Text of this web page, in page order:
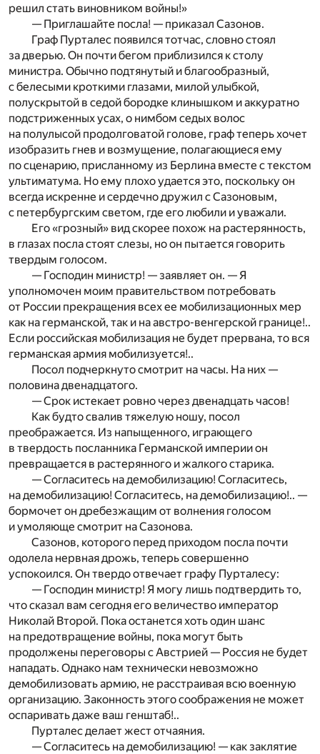
решил стать виновником войны!»
— Приглашайте посла! — приказал Сазонов.
Граф Пурталес появился тотчас, словно стоял
за дверью. Он почти бегом приблизился к столу
министра. Обычно подтянутый и благообразный,
с белесыми кроткими глазами, милой улыбкой,
полускрытой в седой бородке клинышком и аккуратно
подстриженных усах, о нимбом седых волос
на полулысой продолговатой голове, граф теперь хочет
изобразить гнев и возмущение, полагающиеся ему
по сценарию, присланному из Берлина вместе с текстом
ультиматума. Но ему плохо удается это, поскольку он
всегда искренне и сердечно дружил с Сазоновым,
с петербургским светом, где его любили и уважали.
Его «грозный» вид скорее похож на растерянность,
в глазах посла стоят слезы, но он пытается говорить
твердым голосом.
— Господин министр! — заявляет он. — Я
уполномочен моим правительством потребовать
от России прекращения всех ее мобилизационных мер
как на германской, так и на австро-венгерской границе!..
Если российская мобилизация не будет прервана, то вся
германская армия мобилизуется!..
Посол подчеркнуто смотрит на часы. На них —
половина двенадцатого.
— Срок истекает ровно через двенадцать часов!
Как будто свалив тяжелую ношу, посол
преображается. Из напыщенного, играющего
в твердость посланника Германской империи он
превращается в растерянного и жалкого старика.
— Согласитесь на демобилизацию! Согласитесь,
на демобилизацию! Согласитесь, на демобилизацию!.. —
бормочет он дребезжащим от волнения голосом
и умоляюще смотрит на Сазонова.
Сазонов, которого перед приходом посла почти
одолела нервная дрожь, теперь совершенно
успокоился. Он твердо отвечает графу Пурталесу:
— Господин министр! Я могу лишь подтвердить то,
что сказал вам сегодня его величество император
Николай Второй. Пока останется хоть один шанс
на предотвращение войны, пока могут быть
продолжены переговоры с Австрией — Россия не будет
нападать. Однако нам технически невозможно
демобилизовать армию, не расстраивая всю военную
организацию. Законность этого соображения не может
оспаривать даже ваш генштаб!..
Пурталес делает жест отчаяния.
— Согласитесь на демобилизацию! — как заклятие